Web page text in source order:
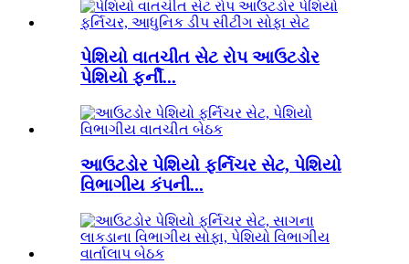
પેશિયો વાતચીત સેટ રોપ આઉટડોર
પેશિયો ફર્ની...
આઉટડોર પેશિયો ફર્નિચર સેટ, પેશિયો
વિભાગીય કંપની...